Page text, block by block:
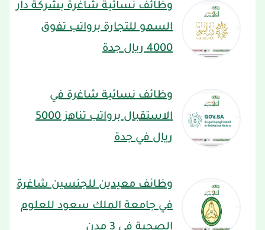
وظائف نسائية شاغرة بشركة دار
السمو للتجارة برواتب تفوق
4000 ريال جدة
وظائف نسائية شاغرة في
الاستقبال برواتب تناهز 5000
ريال في جدة
وظائف معيدين للجنسين شاغرة
في جامعة الملك سعود للعلوم